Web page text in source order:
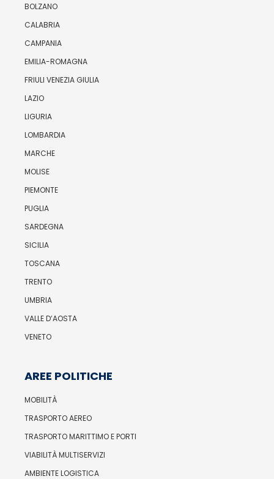
BOLZANO
CALABRIA
CAMPANIA
EMILIA-ROMAGNA
FRIULI VENEZIA GIULIA
LAZIO
LIGURIA
LOMBARDIA
MARCHE
MOLISE
PIEMONTE
PUGLIA
SARDEGNA
SICILIA
TOSCANA
TRENTO
UMBRIA
VALLE D’AOSTA
VENETO
AREE POLITICHE
MOBILITÀ
TRASPORTO AEREO
TRASPORTO MARITTIMO E PORTI
VIABILITÀ MULTISERVIZI
AMBIENTE LOGISTICA